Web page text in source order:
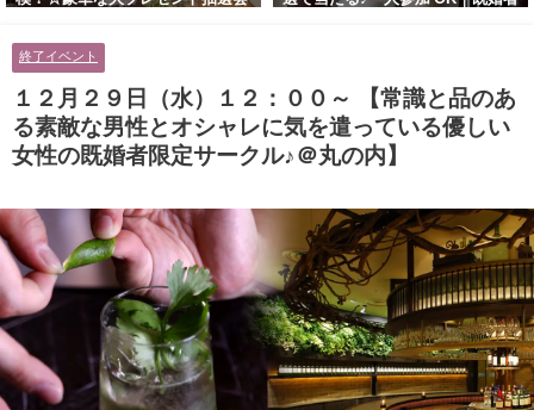
男性とオシャレ好きで落ち着いた
大人女性の既婚者限定ビッグパー
ティー♪＠茶屋町】
女性の既婚者限定ビッグパーティ
ー♪＠池袋】
終了イベント
１２月２９日（水）１２：００～ 【常識と品のあ
る素敵な男性とオシャレに気を遣っている優しい
女性の既婚者限定サークル♪＠丸の内】